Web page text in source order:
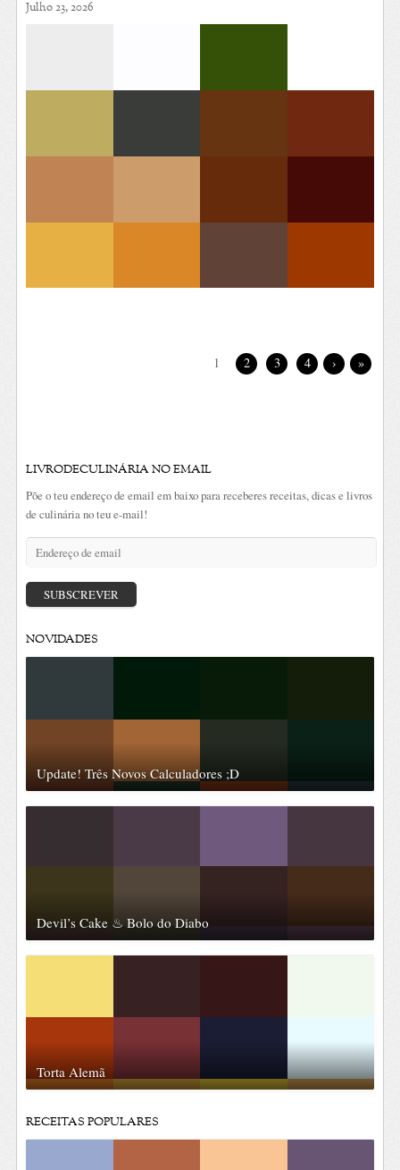
Julho 23, 2026
1 2 3 4 › »
LIVRODECULINÁRIA NO EMAIL
Põe o teu endereço de email em baixo para receberes receitas, dicas e livros
de culinária no teu e-mail!
Endereço
email
SUBSCREVER
NOVIDADES
Update! Três Novos Calculadores ;D
Devil’s Cake ♨ Bolo do Diabo
Torta Alemã
RECEITAS POPULARES